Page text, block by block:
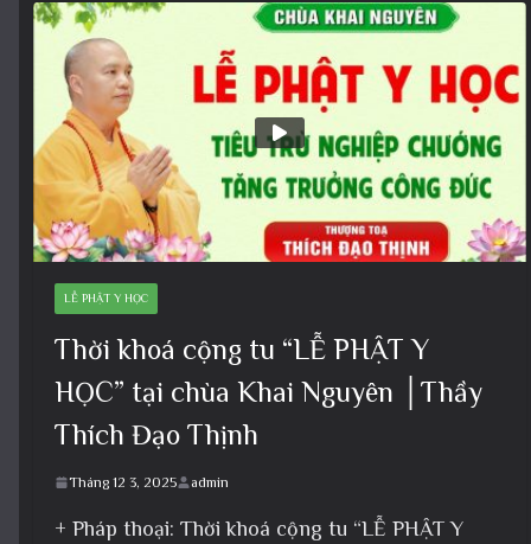
LỄ PHẬT Y HỌC
Thời khoá cộng tu “LỄ PHẬT Y
HỌC” tại chùa Khai Nguyên │Thầy
Thích Đạo Thịnh
Tháng 12 3, 2025 admin
+ Pháp thoại: Thời khoá cộng tu “LỄ PHẬT Y